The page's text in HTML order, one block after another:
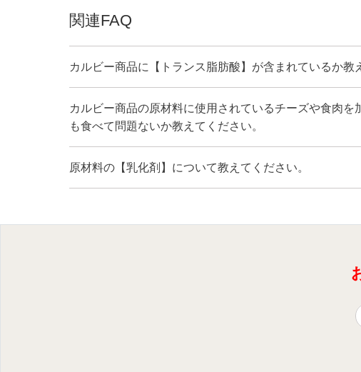
関連FAQ
カルビー商品に【トランス脂肪酸】が含まれているか教
カルビー商品の原材料に使用されているチーズや食肉
も食べて問題ないか教えてください。
原材料の【乳化剤】について教えてください。